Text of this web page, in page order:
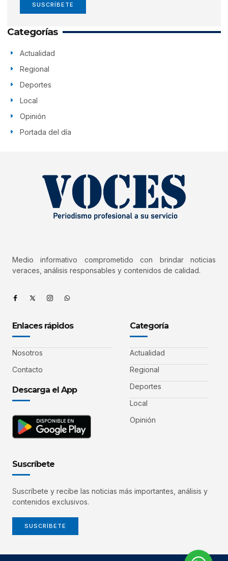
SUSCRÍBETE
Categorías
Actualidad
Regional
Deportes
Local
Opinión
Portada del día
Medio informativo comprometido con brindar noticias
veraces, análisis responsables y contenidos de calidad.
Enlaces rápidos
Nosotros
Contacto
Descarga el App
Categoría
Actualidad
Regional
Deportes
Local
Opinión
Suscríbete
Suscríbete y recibe las noticias más importantes, análisis y
contenidos exclusivos.
SUSCRÍBETE